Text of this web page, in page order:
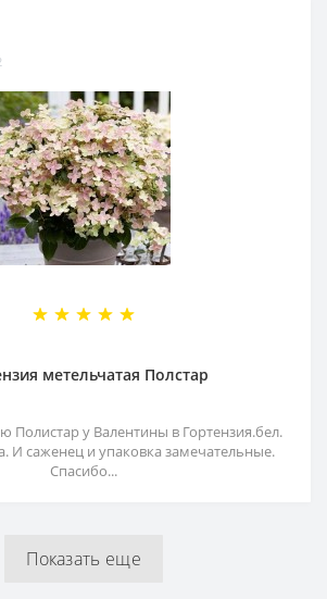
метельчатая Полстар
Полистар у Валентины в Гортензия.бел.
И саженец и упаковка замечательные.
Спасибо...
Показать еще